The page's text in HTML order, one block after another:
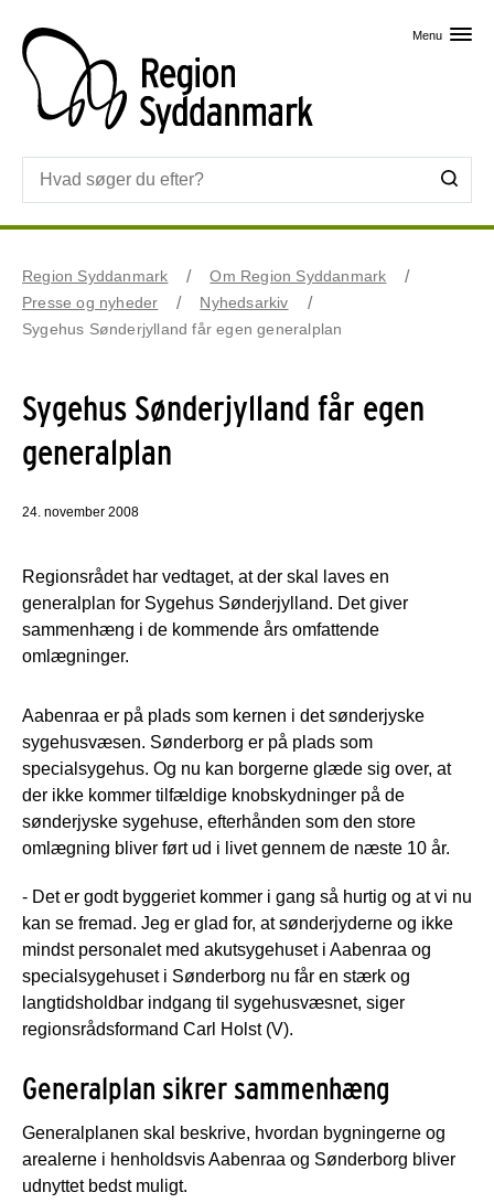
Menu
Region Syddanmark
Om Region Syddanmark
Presse og nyheder
Nyhedsarkiv
Sygehus Sønderjylland får egen generalplan
Sygehus Sønderjylland får egen
generalplan
24. november 2008
Regionsrådet har vedtaget, at der skal laves en
generalplan for Sygehus Sønderjylland. Det giver
sammenhæng i de kommende års omfattende
omlægninger.
Aabenraa er på plads som kernen i det sønderjyske
sygehusvæsen. Sønderborg er på plads som
specialsygehus. Og nu kan borgerne glæde sig over, at
der ikke kommer tilfældige knobskydninger på de
sønderjyske sygehuse, efterhånden som den store
omlægning bliver ført ud i livet gennem de næste 10 år.
- Det er godt byggeriet kommer i gang så hurtig og at vi nu
kan se fremad. Jeg er glad for, at sønderjyderne og ikke
mindst personalet med akutsygehuset i Aabenraa og
specialsygehuset i Sønderborg nu får en stærk og
langtidsholdbar indgang til sygehusvæsnet, siger
regionsrådsformand Carl Holst (V).
Generalplan sikrer sammenhæng
Generalplanen skal beskrive, hvordan bygningerne og
arealerne i henholdsvis Aabenraa og Sønderborg bliver
udnyttet bedst muligt.